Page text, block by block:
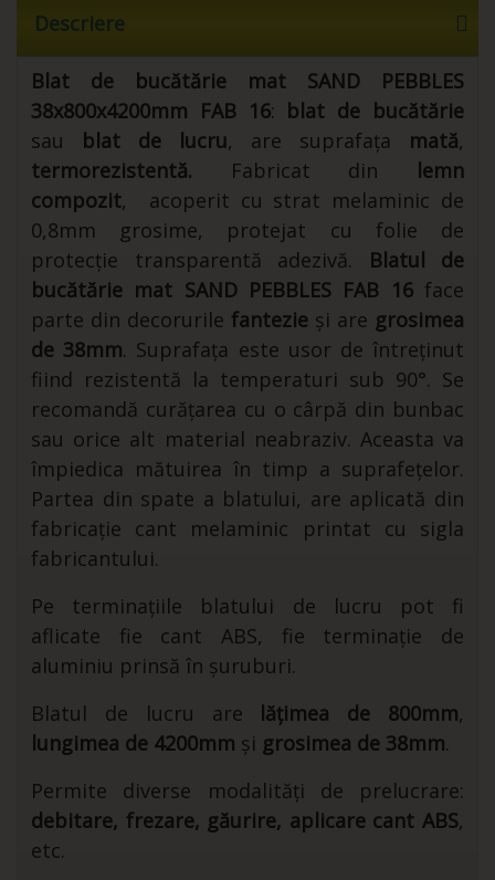
Descriere
Blat de bucătărie mat SAND PEBBLES
38x800x4200mm FAB 16: blat de bucătărie
sau blat de lucru, are suprafața mată,
termorezistentă. Fabricat din lemn
compozit, acoperit cu strat melaminic de
0,8mm grosime, protejat cu folie de
protecție transparentă adezivă.
Blatul de
bucătărie mat SAND PEBBLES FAB 16face
parte din decorurile fantezie și are grosimea
de 38mm. Suprafața este usor de întreținut
fiind rezistentă la temperaturi sub 90°. Se
recomandă curățarea cu o cârpă din bunbac
sau orice alt material neabraziv. Aceasta va
împiedica mătuirea în timp a suprafețelor.
Partea din spate a blatului, are aplicată din
fabricație cant melaminic printat cu sigla
fabricantului.
Pe terminațiile blatului de lucru pot fi
aflicate fie cant ABS, fie terminație de
aluminiu prinsă în șuruburi.
Blatul de lucru are lățimea de 800mm,
lungimea de 4200mm și grosimea de 38mm.
Permite diverse modalități de prelucrare:
debitare, frezare, găurire, aplicare cant ABS,
etc.